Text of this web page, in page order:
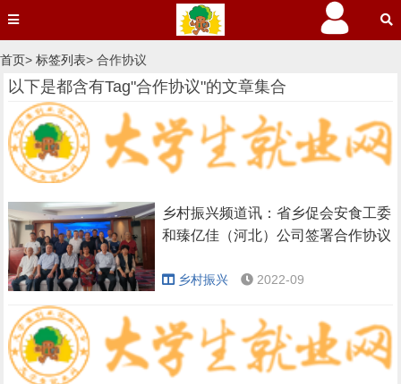
首页> 标签列表> 合作协议
以下是都含有Tag"合作协议"的文章集合
乡村振兴频道讯：省乡促会安食工委
和臻亿佳（河北）公司签署合作协议
乡村振兴 2022-09